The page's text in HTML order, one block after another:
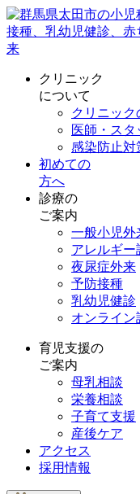
クリニック
について
クリニック
医師・スタ
感染防止対
初めての
方へ
診療の
ご案内
一般小児外
アレルギー
夜尿症外来
予防接種
乳幼児健診
オンライン
育児支援の
ご案内
母乳相談
栄養相談
子育て支援
産後ケア
アクセス
採用情報